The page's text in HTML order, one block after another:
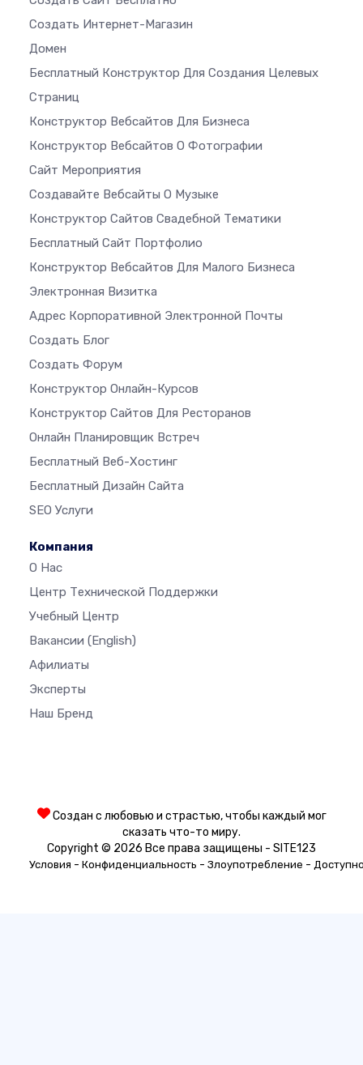
Создать Интернет-Магазин
Домен
Бесплатный Конструктор Для Создания Целевых
Страниц
Конструктор Вебсайтов Для Бизнеса
Конструктор Вебсайтов О Фотографии
Сайт Мероприятия
Создавайте Вебсайты О Музыке
Конструктор Сайтов Свадебной Тематики
Бесплатный Сайт Портфолио
Конструктор Вебсайтов Для Малого Бизнеса
Электронная Визитка
Адрес Корпоративной Электронной Почты
Создать Блог
Создать Форум
Конструктор Онлайн-Курсов
Конструктор Сайтов Для Ресторанов
Онлайн Планировщик Встреч
Бесплатный Веб-Хостинг
Бесплатный Дизайн Сайта
SEO Услуги
Компания
О Нас
Центр Технической Поддержки
Учебный Центр
Вакансии (English)
Афилиаты
Эксперты
Наш Бренд
Создан с любовью и страстью, чтобы каждый мог
сказать что-то миру.
Copyright © 2026 Все права защищены - SITE123
Условия - Конфиденциальность - Злоупотребление -